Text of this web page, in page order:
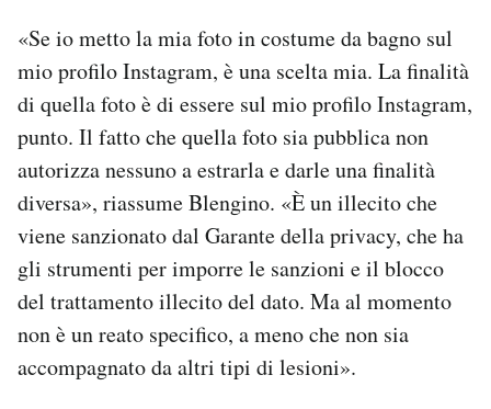
«Se io metto la mia foto in costume da bagno sul
mio profilo Instagram, è una scelta mia. La finalità
di quella foto è di essere sul mio profilo Instagram,
punto. Il fatto che quella foto sia pubblica non
autorizza nessuno a estrarla e darle una finalità
diversa», riassume Blengino. «È un illecito che
viene sanzionato dal Garante della privacy, che ha
gli strumenti per imporre le sanzioni e il blocco
del trattamento illecito del dato. Ma al momento
non è un reato specifico, a meno che non sia
accompagnato da altri tipi di lesioni».